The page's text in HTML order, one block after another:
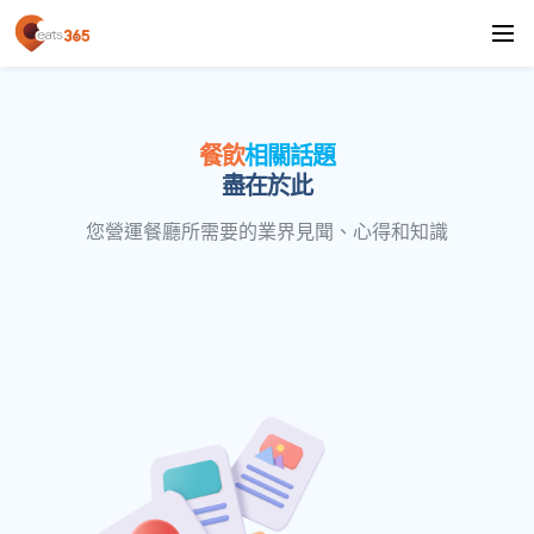
餐飲相關話題
盡在於此
您營運餐廳所需要的業界見聞、心得和知識